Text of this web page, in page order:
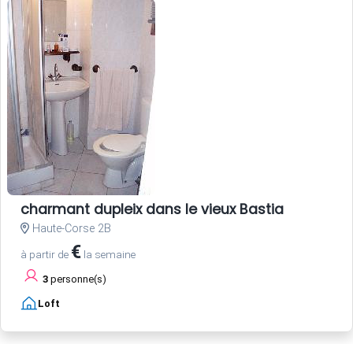
charmant dupleix dans le vieux Bastia
Haute-Corse 2B
à partir de € la semaine
3 personne(s)
Loft